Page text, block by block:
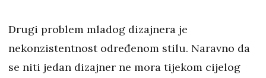
Drugi problem mladog dizajnera je
nekonzistentnost određenom stilu. Naravno da
se niti jedan dizajner ne mora tijekom cijelog